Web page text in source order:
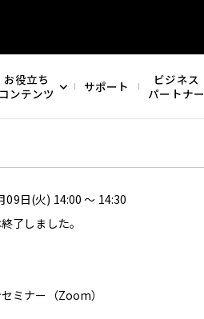
お役立ち
コンテンツ
サポート
ビジネス
パートナー
09日(火) 14:00 ～ 14:30
了しました。
ミナー（Zoom）